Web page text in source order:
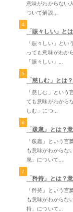
意味がわからない
ついて解説...
4
「賑々しい」と
「賑々しい」とい
っても意味がわか
「賑々しい」...
5
「慈しむ」とは
「慈しむ」という
ても意味がわから
しむ」につ...
6
「跋扈」とは？
「跋扈」という言
も意味がわからな
扈」について...
7
「矜持」とは？
「矜持」という言
も意味がわからな
持」について...